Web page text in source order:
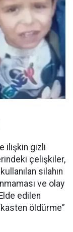
ilişkin gizli
çelişkiler,
silahın
ve olay
edilen
öldürme”